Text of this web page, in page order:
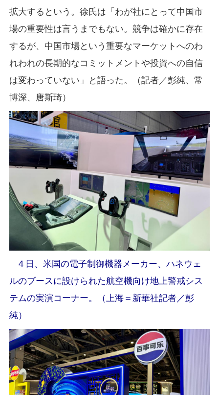
拡大するという。徐氏は「わが社にとって中国市
場の重要性は言うまでもない。競争は確かに存在
するが、中国市場という重要なマーケットへのわ
れわれの長期的なコミットメントや投資への自信
は変わっていない」と語った。（記者／彭純、常
博深、唐斯琦）
４日、米国の電子制御機器メーカー、ハネウェ
ルのブースに設けられた航空機向け地上警戒シス
テムの実演コーナー。（上海＝新華社記者／彭
純）